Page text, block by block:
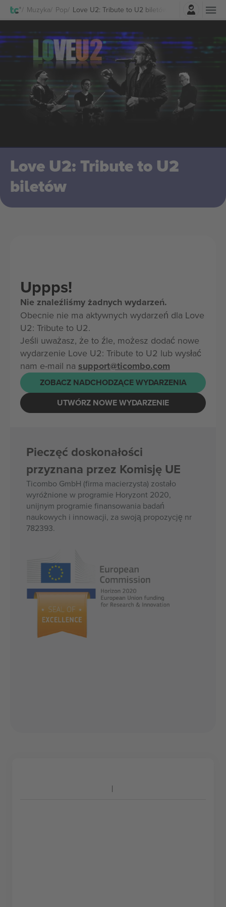
Muzyka Pop Love U2: Tribute to U2 biletów
Zaloguj sie
Love U2: Tribute to U2
biletów
Uppps!
Nie znaleźliśmy żadnych wydarzeń.
Obecnie nie ma aktywnych wydarzeń dla Love
U2: Tribute to U2.
Jeśli uważasz, że to źle, możesz dodać nowe
wydarzenie Love U2: Tribute to U2 lub wysłać
nam e-mail na support@ticombo.com
ZOBACZ NADCHODZĄCE WYDARZENIA
UTWÓRZ NOWE WYDARZENIE
Pieczęć doskonałości
przyznana przez Komisję UE
Ticombo GmbH (firma macierzysta) zostało
wyróżnione w programie Horyzont 2020,
unijnym programie finansowania badań
naukowych i innowacji, za swoją propozycję nr
782393.